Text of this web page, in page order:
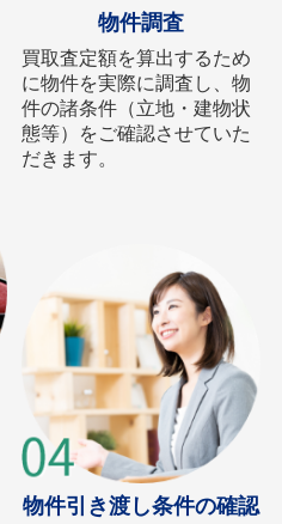
物件調査
買取査定額を算出するため
に物件を実際に調査し、物
件の諸条件（立地・建物状
態等）をご確認させていた
だきます。
物件引き渡し条件の確認